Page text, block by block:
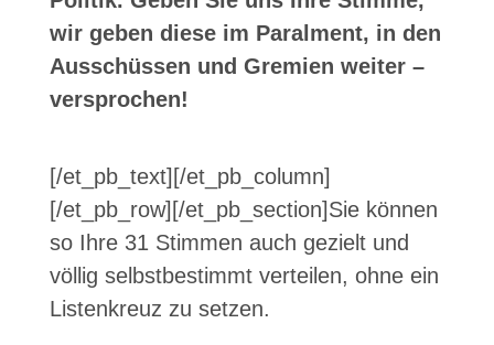
wir geben diese im Paralment, in den
Ausschüssen und Gremien weiter –
versprochen!
[/et_pb_text][/et_pb_column]
[/et_pb_row][/et_pb_section]Sie können
so Ihre 31 Stimmen auch gezielt und
völlig selbstbestimmt verteilen, ohne ein
Listenkreuz zu setzen.